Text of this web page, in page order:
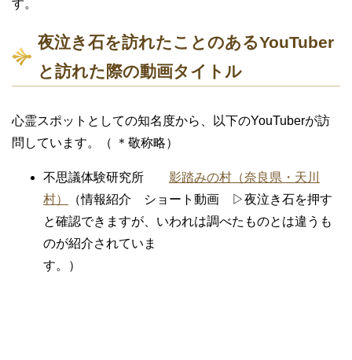
す。
夜泣き石を訪れたことのあるYouTuber
と訪れた際の動画タイトル
心霊スポットとしての知名度から、以下のYouTuberが訪
問しています。（ ＊敬称略）
不思議体験研究所 影踏みの村（奈良県・天川
村）
（情報紹介 ショート動画 ▷夜泣き石を押す
と確認できますが、いわれは調べたものとは違うも
のが紹介されていま
す。）